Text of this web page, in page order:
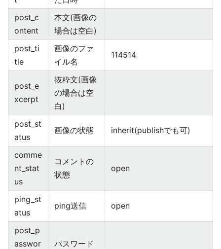
post_c
ontent
本文(画像の
場合は空白)
post_ti
tle
画像のファ
イル名
114514
post_e
xcerpt
抜粋文(画像
の場合は空
白)
post_st
atus
画像の状態 inherit(publishでも可)
comme
nt_stat
us
コメントの
状態
open
ping_st
atus
ping送信 open
post_p
asswor
パスワード